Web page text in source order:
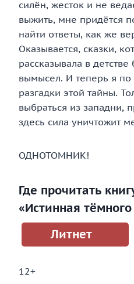
силён, жесток и не
выжить, мне придётся
найти ответы, как же
Оказывается, сказки,
рассказывала в
вымысел. И теперь я
разгадки этой тайны.
выбраться из западни,
здесь сила уничтожит
ОДНОТОМНИК!
Где прочитать
«Истинная
Литнет
12+